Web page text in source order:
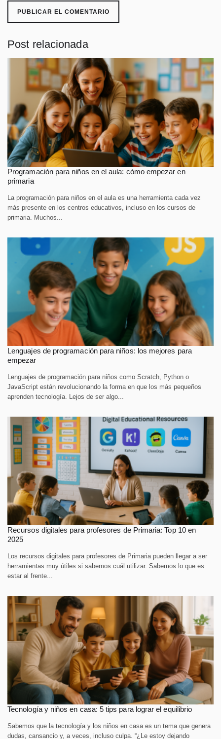
Post relacionada
Programación para niños en el aula: cómo empezar en
primaria
La programación para niños en el aula es una herramienta cada vez
más presente en los centros educativos, incluso en los cursos de
primaria. Muchos...
Lenguajes de programación para niños: los mejores para
empezar
Lenguajes de programación para niños como Scratch, Python o
JavaScript están revolucionando la forma en que los más pequeños
aprenden tecnología. Lejos de ser algo...
Recursos digitales para profesores de Primaria: Top 10 en
2025
Los recursos digitales para profesores de Primaria pueden llegar a ser
herramientas muy útiles si sabemos cuál utilizar. Sabemos lo que es
estar al frente...
Tecnología y niños en casa: 5 tips para lograr el equilibrio
Sabemos que la tecnología y los niños en casa es un tema que genera
dudas, cansancio y, a veces, incluso culpa. “¿Le estoy dejando